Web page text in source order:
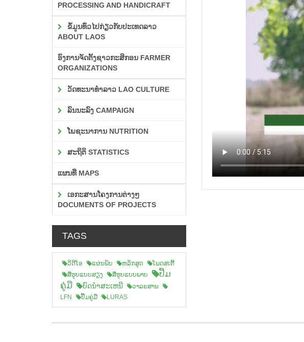
PROCESSING AND HANDICRAFT
ຂໍ້ມູນທົ່ວໄປກ່ຽວກັບປະເທດລາວ
ABOUT LAOS
ອົງການຈັດຕັ້ງຊາວກະສິກອນ FARMER
ORGANIZATIONS
ວັດທະນາທຳລາວ LAO CULTURE
ລົນນະລົງ CAMPAIGN
ໂພຊະນາການ NUTRITION
ສະຖິຕິ STATISTICS
ແຜນທີ່ MAPS
ເອກະສານໂຄງການຕ່າງໆ
DOCUMENTS OF PROJECTS
TAGS
ວິດີໂອ ແຜ່ນພັບ ຫລັກສູດ
ໂພດສເຕີ້
ສືຮູບແບບສຽງ
ສື່ຮູບແບບພາບ
ປື້ມ
ຄູ່ມື
ບົດນຳສະເຫນີ
ວາລະສານ
LFN
ປື້ມຄູ່ມື LURAS